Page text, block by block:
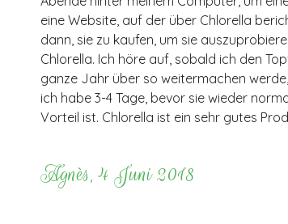
eine Website, auf der über Chlorella
dann, sie zu kaufen, um sie
Chlorella. Ich höre auf, sobald ich den
ganze Jahr über so weitermachen
ich habe 3-4 Tage, bevor sie wieder
Vorteil ist. Chlorella ist ein sehr gutes
Agnès, 4 Juni 2018